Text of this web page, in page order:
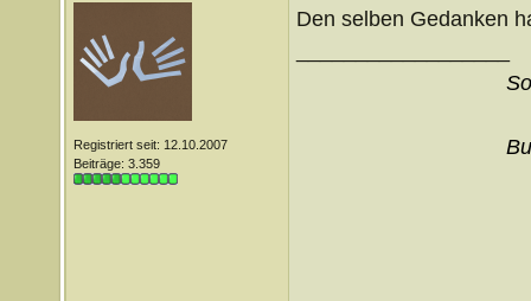
Registriert seit: 12.10.2007
Beiträge: 3.359
Den selben Gedanken